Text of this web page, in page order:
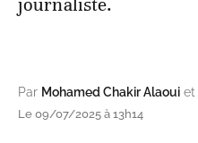
journaliste.
Par Mohamed Chakir Alaoui et
Le 09/07/2025 à 13h14